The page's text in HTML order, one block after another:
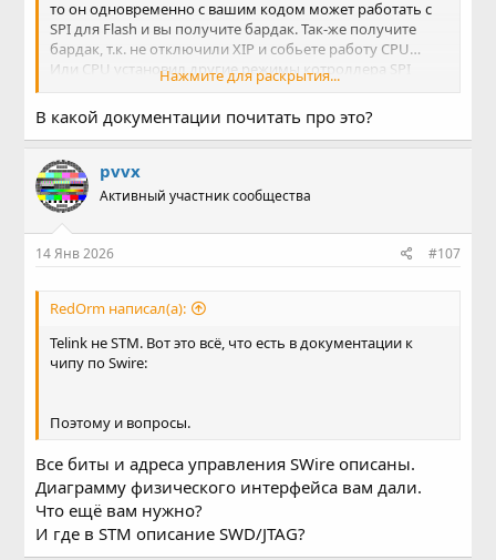
то он одновременно с вашим кодом может работать с
SPI для Flash и вы получите бардак. Так-же получите
бардак, т.к. не отключили XIP и собьете работу CPU…
Или CPU установил другие режимы котроллера SPI
Нажмите для раскрытия...
В какой документации почитать про это?
pvvx
Активный участник сообщества
14 Янв 2026 #107
RedOrm написал(а):
Telink не STM. Вот это всё, что есть в документации к
чипу по Swire:
Поэтому и вопросы.
Все биты и адреса управления SWire опиcаны.
Диаграмму физического интерфейса вам дали.
Что ещё вам нужно?
И где в STM описание SWD/JTAG?